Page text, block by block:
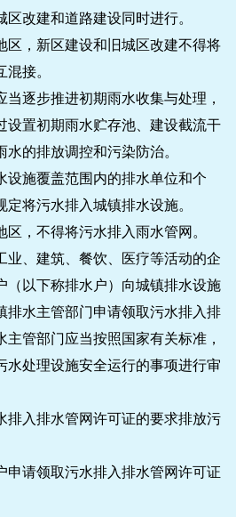
改建和道路建设同时进行。
，新区建设和旧城区改建不得将
接。
逐步推进初期雨水收集与处理，
设置初期雨水贮存池、建设截流干
的排放调控和污染防治。
施覆盖范围内的排水单位和个
定将污水排入城镇排水设施。
，不得将污水排入雨水管网。
、建筑、餐饮、医疗等活动的企
（以下称排水户）向城镇排水设施
排水主管部门申请领取污水排入排
管部门应当按照国家有关标准，
水处理设施安全运行的事项进行审
入排水管网许可证的要求排放污
请领取污水排入排水管网许可证